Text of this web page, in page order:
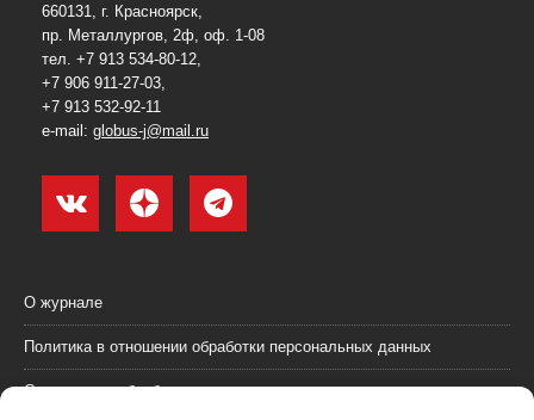
660131, г. Красноярск,
пр. Металлургов, 2ф, оф. 1-08
тел. +7 913 534-80-12,
+7 906 911-27-03,
+7 913 532-92-11
e-mail: globus-j@mail.ru
О журнале
Политика в отношении обработки персональных данных
Согласие на обработку персональных данных